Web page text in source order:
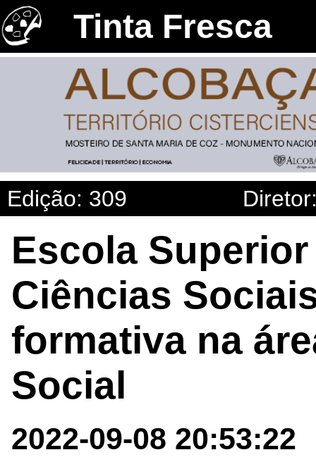
Tinta Fresca
Edição: 309
Escola
Ciências
formativa na
Social
2022-09-08 20:53:22